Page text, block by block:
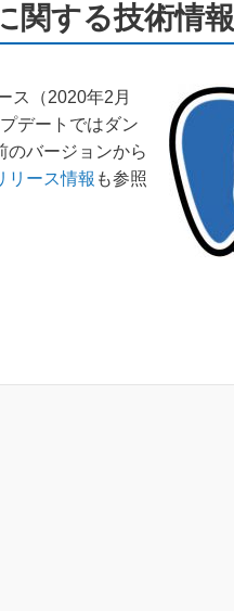
関する技術情報
ス（2020年2月
デートではダン
のバージョンから
リース情報 も参照